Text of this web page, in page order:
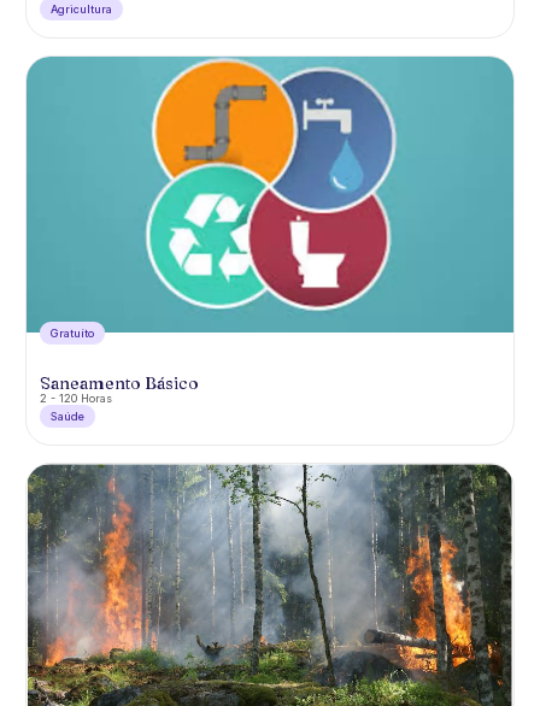
Agricultura
Gratuíto
Saneamento Básico
2 - 120 Horas
Saúde